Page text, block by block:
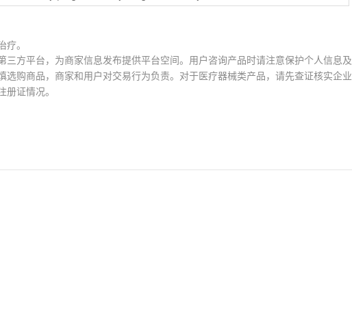
。
三方平台，为商家信息发布提供平台空间。用户咨询产品时请注意保护个人信息及
选购商品，商家和用户对交易行为负责。对于医疗器械类产品，请先查证核实企业
证情况。